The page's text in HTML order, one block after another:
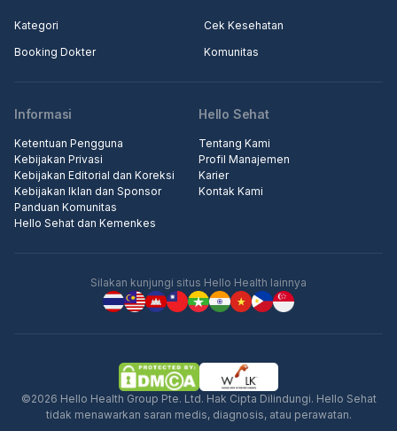
Kategori
Cek Kesehatan
Booking Dokter
Komunitas
Informasi
Ketentuan Pengguna
Kebijakan Privasi
Kebijakan Editorial dan Koreksi
Kebijakan Iklan dan Sponsor
Panduan Komunitas
Hello Sehat dan Kemenkes
Hello Sehat
Tentang Kami
Profil Manajemen
Karier
Kontak Kami
Silakan kunjungi situs Hello Health lainnya
©2026 Hello Health Group Pte. Ltd. Hak Cipta Dilindungi. Hello Sehat
tidak menawarkan saran medis, diagnosis, atau perawatan.